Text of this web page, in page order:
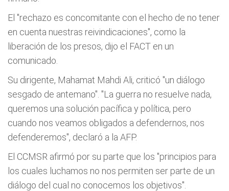
El "rechazo es concomitante con el hecho de no tener
en cuenta nuestras reivindicaciones", como la
liberación de los presos, dijo el FACT en un
comunicado.
Su dirigente, Mahamat Mahdi Ali, criticó "un diálogo
sesgado de antemano". "La guerra no resuelve nada,
queremos una solución pacífica y política, pero
cuando nos veamos obligados a defendernos, nos
defenderemos", declaró a la AFP.
El CCMSR afirmó por su parte que los "principios para
los cuales luchamos no nos permiten ser parte de un
diálogo del cual no conocemos los objetivos".